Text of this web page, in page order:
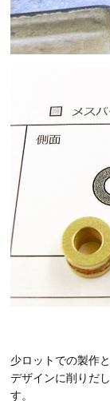
少ロットでの製作
デザインに削りだ
す。